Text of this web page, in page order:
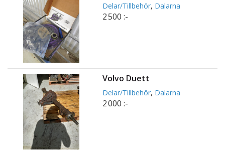
Delar/Tillbehör, Dalarna
2 500 :-
Volvo Duett
Delar/Tillbehör, Dalarna
2 000 :-